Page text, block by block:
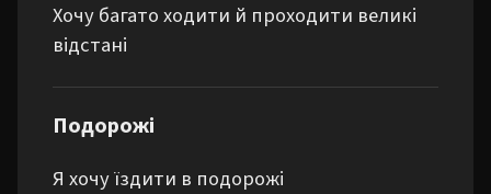
Хочу багато ходити й проходити великі
відстані
Подорожі
Я хочу їздити в подорожі